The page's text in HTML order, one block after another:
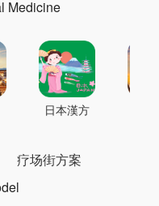
Medicine
日本漢方
疗场街方案